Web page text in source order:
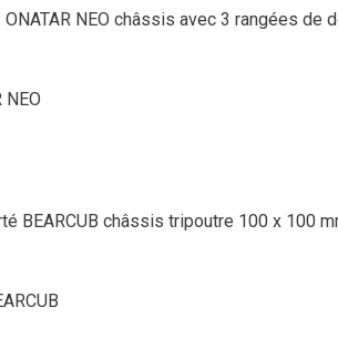
NEO châssis avec 3 rangées de
NEO
BEARCUB châssis tripoutre 100 x 100